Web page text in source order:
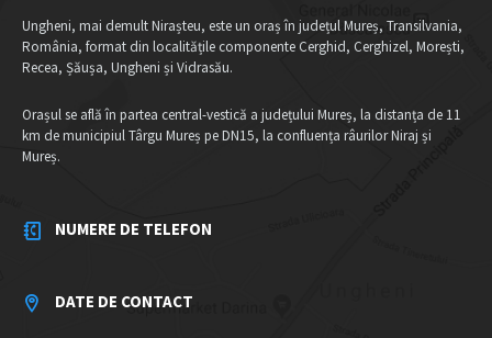
Ungheni, mai demult Nirașteu, este un oraș în județul Mureș, Transilvania,
România, format din localitățile componente Cerghid, Cerghizel, Morești,
Recea, Șăușa, Ungheni și Vidrasău.
Orașul se află în partea central-vestică a județului Mureș, la distanța de 11
km de municipiul Târgu Mureș pe DN15, la confluența râurilor Niraj și
Mureș.
NUMERE DE TELEFON
DATE DE CONTACT